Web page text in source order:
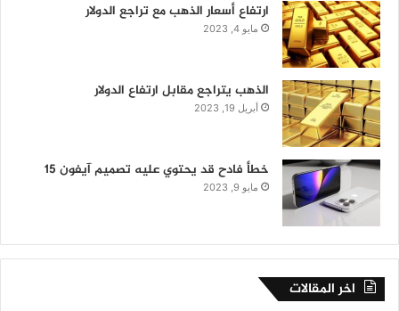
ارتفاع أسعار الذهب مع تراجع الدولار
مايو 4, 2023
الذهب يتراجع مقابل ارتفاع الدولار
أبريل 19, 2023
خطأ فادح قد يحتوي عليه تصميم آيفون 15
مايو 9, 2023
اخر المقالات